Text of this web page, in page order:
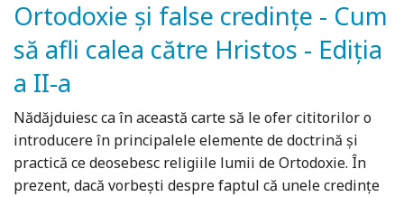
Ortodoxie și false credințe - Cum
să afli calea către Hristos - Ediția
a II-a
Nădăjduiesc ca în această carte să le ofer cititorilor o
introducere în principalele elemente de doctrină și
practică ce deosebesc religiile lumii de Ortodoxie. În
prezent, dacă vorbeşti despre faptul că unele credinţe